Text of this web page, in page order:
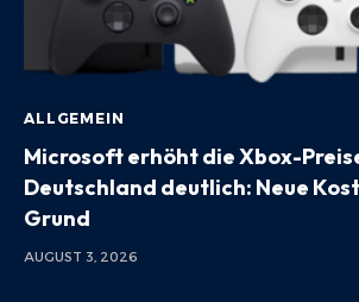
ALLGEMEIN
Microsoft erhöht die Xbox-
Deutschland deutlich: Neue
Grund
AUGUST 3, 2026